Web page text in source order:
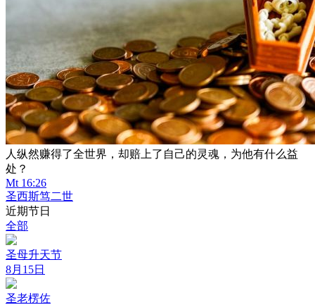
人纵然赚得了全世界，却赔上了自己的灵魂，为他有什么益
处？
Mt 16:26
圣西斯笃二世
近期节日
全部
圣母升天节
8月15日
圣老楞佐